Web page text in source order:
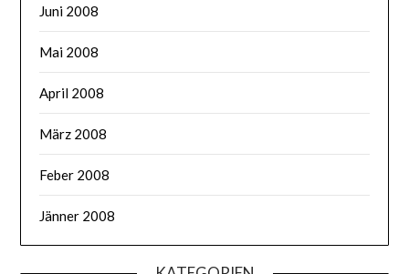
Juni 2008
Mai 2008
April 2008
März 2008
Feber 2008
Jänner 2008